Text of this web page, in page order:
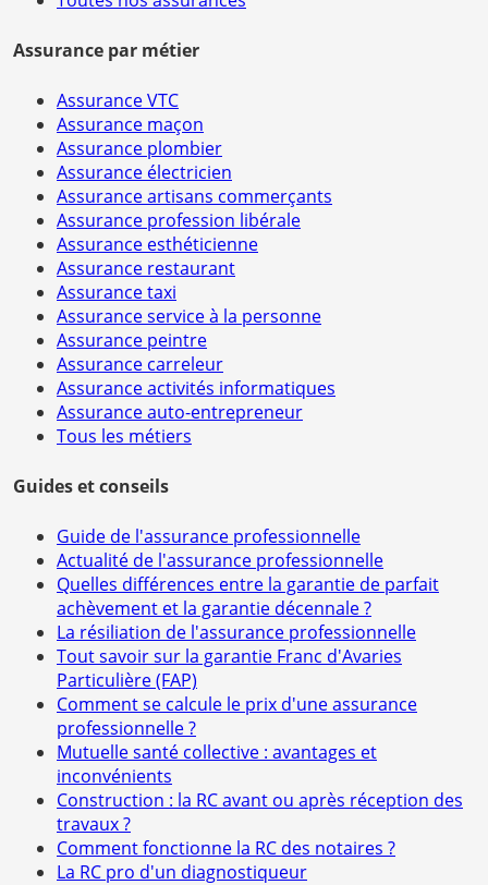
Assurance par métier
Assurance VTC
Assurance maçon
Assurance plombier
Assurance électricien
Assurance artisans commerçants
Assurance profession libérale
Assurance esthéticienne
Assurance restaurant
Assurance taxi
Assurance service à la personne
Assurance peintre
Assurance carreleur
Assurance activités informatiques
Assurance auto-entrepreneur
Tous les métiers
Guides et conseils
Guide de l'assurance professionnelle
Actualité de l'assurance professionnelle
Quelles différences entre la garantie de parfait
achèvement et la garantie décennale ?
La résiliation de l'assurance professionnelle
Tout savoir sur la garantie Franc d'Avaries
Particulière (FAP)
Comment se calcule le prix d'une assurance
professionnelle ?
Mutuelle santé collective : avantages et
inconvénients
Construction : la RC avant ou après réception des
travaux ?
Comment fonctionne la RC des notaires ?
La RC pro d'un diagnostiqueur